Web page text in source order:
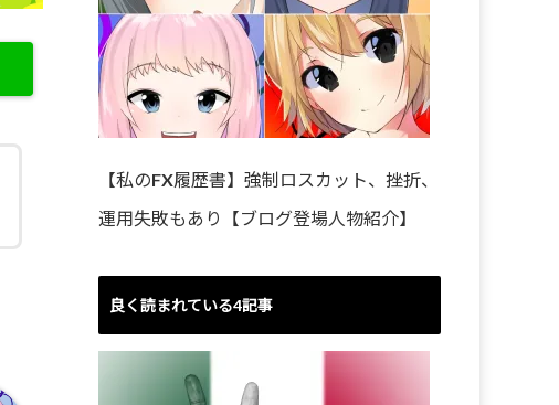
【私のFX履歴書】強制ロスカット、挫折、
運用失敗もあり【ブログ登場人物紹介】
良く読まれている4記事